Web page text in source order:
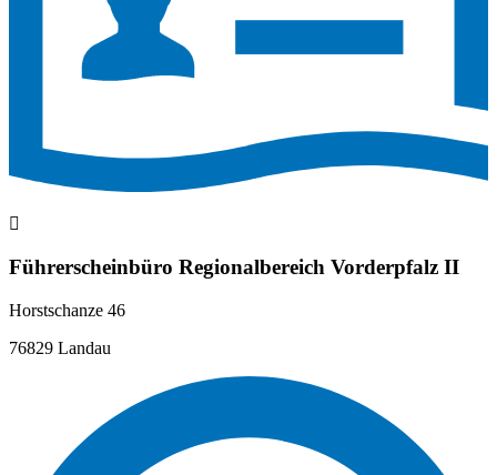
Führerscheinbüro Regionalbereich Vorderpfalz II
Horstschanze 46
76829 Landau